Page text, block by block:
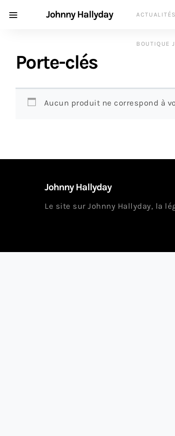
Johnny Hallyday ACTUALITÉS
BOUTIQUE
Porte-clés
Aucun produit ne correspond à
Johnny Hallyday
Le site sur Johnny Hallyday, la